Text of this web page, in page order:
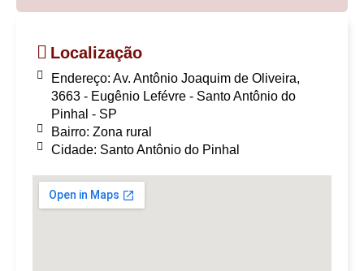
Localização
Endereço: Av. Antônio Joaquim de Oliveira,
3663 - Eugênio Lefévre - Santo Antônio do
Pinhal - SP
Bairro: Zona rural
Cidade: Santo Antônio do Pinhal